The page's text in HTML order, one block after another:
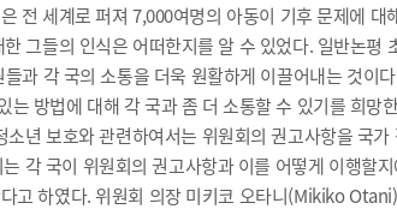
전 세계로 퍼져 7,000여명의 아동이 기후 문제에
그들의 인식은 어떠한지를 알 수 있었다. 일반논
각 국의 소통을 더욱 원활하게 이끌어내는 것이
방법에 대해 각 국과 좀 더 소통할 수 있기를 희
년 보호와 관련하여서는 위원회의 권고사항을 국
각 국이 위원회의 권고사항과 이를 어떻게 이행할
고 하였다. 위원회 의장 미키코 오타니(Mikiko